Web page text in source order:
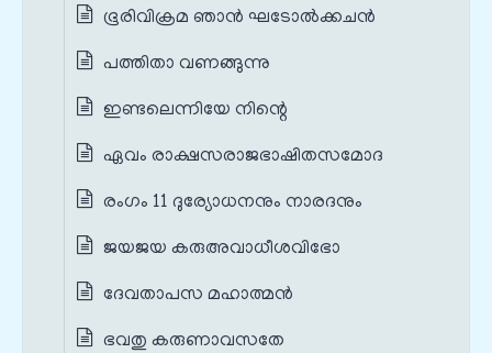
ഭൂരിവിക്രമ ഞാൻ ഘടോൽക്കചൻ
പത്തിതാ വണങ്ങുന്നു
ഇണ്ടലെന്നിയേ നിന്റെ
ഏവം രാക്ഷസരാജഭാഷിതസമോദ
രംഗം 11 ദുര്യോധനനും നാരദനും
ജയജയ കരുഅവാധീശവിഭോ
ദേവതാപസ മഹാത്മൻ
ഭവതു കരുണാവസതേ